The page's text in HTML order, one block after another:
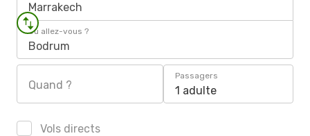
Marrakech
Où allez-vous ?
Bodrum
Quand ?
Passagers
1 adulte
Vols directs